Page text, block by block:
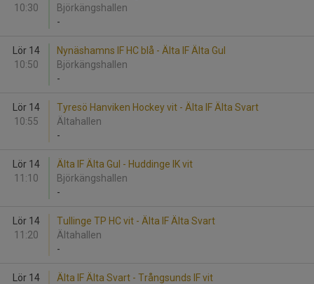
10:30
Björkängshallen
-
Lör 14
10:50
Nynäshamns IF HC blå - Älta IF Älta Gul
Björkängshallen
-
Lör 14
10:55
Tyresö Hanviken Hockey vit - Älta IF Älta Svart
Ältahallen
-
Lör 14
11:10
Älta IF Älta Gul - Huddinge IK vit
Björkängshallen
-
Lör 14
11:20
Tullinge TP HC vit - Älta IF Älta Svart
Ältahallen
-
Lör 14
Älta IF Älta Svart - Trångsunds IF vit